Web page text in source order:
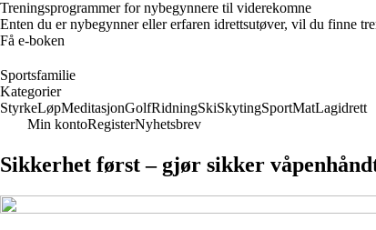
Treningsprogrammer for nybegynnere til viderekomne
Enten du er nybegynner eller erfaren idrettsutøver, vil du finne
Få e-boken
Sportsfamilie
Kategorier
StyrkeLøpMeditasjonGolfRidningSkiSkytingSportMatLagidrett
Min kontoRegisterNyhetsbrev
Sikkerhet først – gjør sikker